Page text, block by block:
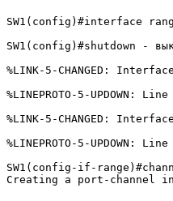
SW1(config)#interface
SW1(config)#shutdown -
%LINK-5-CHANGED:
%LINEPROTO-5-
%LINK-5-CHANGED:
%LINEPROTO-5-
SW1(config-if-
Creating a port-channel